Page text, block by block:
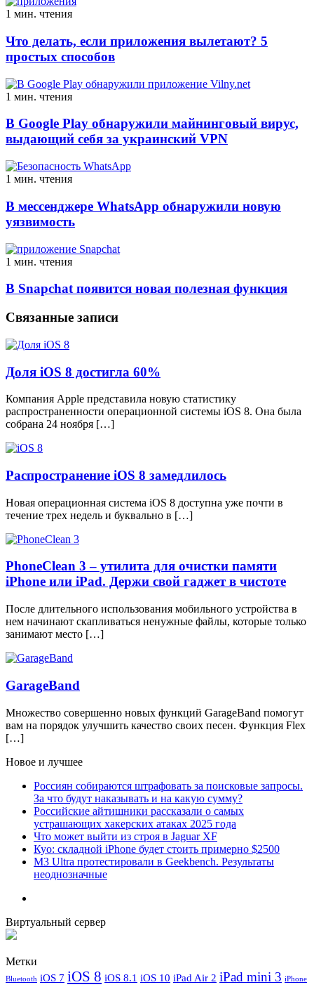
1 мин. чтения
Что делать, если приложения вылетают? 5
простых способов
1 мин. чтения
В Google Play обнаружили майнинговый вирус,
выдающий себя за украинский VPN
1 мин. чтения
В мессенджере WhatsApp обнаружили новую
уязвимость
1 мин. чтения
В Snapchat появится новая полезная функция
Связанные записи
Доля iOS 8 достигла 60%
Компания Apple представила новую статистику
распространенности операционной системы iOS 8. Она была
собрана 24 ноября […]
Распространение iOS 8 замедлилось
Новая операционная система iOS 8 доступна уже почти в
течение трех недель и буквально в […]
PhoneClean 3 – утилита для очистки памяти
iPhone или iPad. Держи свой гаджет в чистоте
После длительного использования мобильного устройства в
нем начинают скапливаться ненужные файлы, которые только
занимают место […]
GarageBand
Множество совершенно новых функций GarageBand помогут
вам на порядок улучшить качество своих песен. Функция Flex
[…]
Новое и лучшее
Россиян собираются штрафовать за поисковые запросы.
За что будут наказывать и на какую сумму?
Российские айтишники рассказали о самых
устрашающих хакерских атаках 2025 года
Что может выйти из строя в Jaguar XF
Куо: складной iPhone будет стоить примерно $2500
M3 Ultra протестировали в Geekbench. Результаты
неоднозначные
Виртуальный сервер
Метки
Bluetooth iOS 7 iOS 8 iOS 8.1 iOS 10 iPad Air 2 iPad mini 3 iPhone